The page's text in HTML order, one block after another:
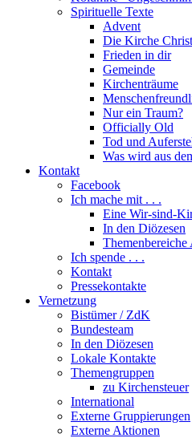
Spirituelle Texte
Advent
Die Kirche
Frieden in dir
Gemeinde
Kirchenträume
Nur ein Traum?
Officially Old
Tod und
Was wird aus
Kontakt
Facebook
Ich mache mit . . .
Eine Wir-sind-
In den Diözesen
Themenbereiche
Ich spende . . .
Kontakt
Pressekontakte
Vernetzung
Bistümer / ZdK
Bundesteam
In den Diözesen
Lokale Kontakte
Themengruppen
zu Kirchensteuer
International
Externe Gruppierungen
Externe Aktionen